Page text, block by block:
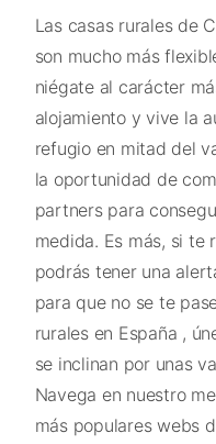
Las casas rurales de
son mucho más
niégate al carácter
alojamiento y vive la
refugio en mitad del
la oportunidad de
partners para
medida. Es más, si te
podrás tener una
para que no se te
rurales en España ,
se inclinan por unas
Navega en nuestro
más populares webs